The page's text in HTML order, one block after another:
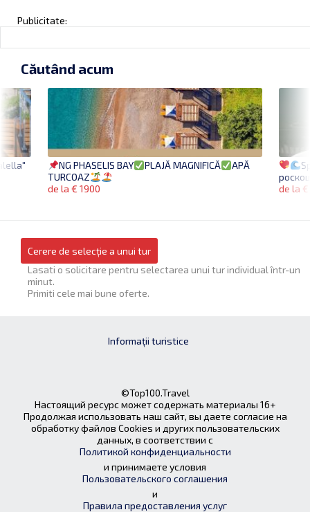
Publicitate:
de la €
Căutând acum
NG PHASELIS BAY PLAJĂ MAGNIFICĂ
APĂ
TURCOAZ
de la € 1900
Cerere de selecție a unui tur
Lasati o solicitare pentru selectarea unui tur individual într-un
minut.
Primiti cele mai bune oferte.
Informații turistice
©Top100.Travel
Настоящий ресурс может содержать материалы 16+
Продолжая использовать наш сайт, вы даете согласие на
обработку файлов Cookies и других пользовательских
данных, в соответствии с
Политикой конфиденциальности
и принимаете условия
Пользовательского соглашения
и
Правила предоставления услуг